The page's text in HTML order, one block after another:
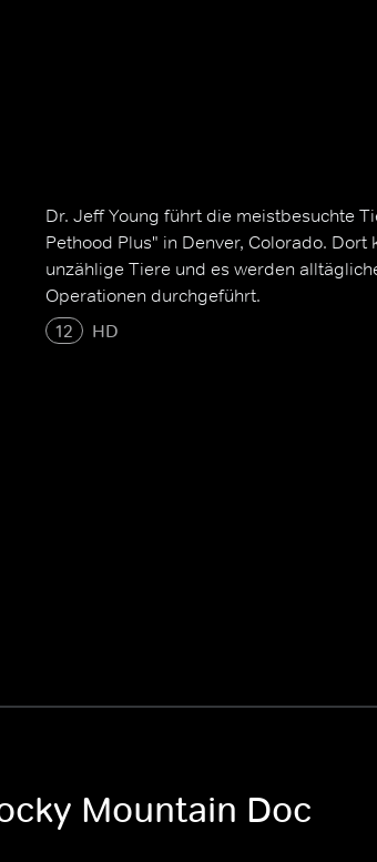
Dr. Jeff Young führt die meistbesuchte
Pethood Plus" in Denver, Colorado.
unzählige Tiere und es werden
Operationen durchgeführt.
12
HD
Mountain Doc